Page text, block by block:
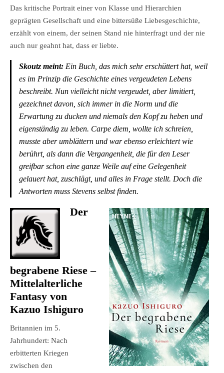
Das kritische Portrait einer von Klasse und Hierarchien
geprägten Gesellschaft und eine bittersüße Liebesgeschichte,
erzählt von einem, der seinen Stand nie hinterfragt und der nie
auch nur geahnt hat, dass er liebte.
Skoutz meint: Ein Buch, das mich sehr erschüttert hat, weil
es im Prinzip die Geschichte eines vergeudeten Lebens
beschreibt. Nun vielleicht nicht vergeudet, aber limitiert,
gezeichnet davon, sich immer in die Norm und die
Erwartung zu ducken und niemals den Kopf zu heben und
eigenständig zu leben. Carpe diem, wollte ich schreien,
musste aber umblättern und war ebenso erleichtert wie
berührt, als dann die Vergangenheit, die für den Leser
greifbar schon eine ganze Weile auf eine Gelegenheit
gelauert hat, zuschlägt, und alles in Frage stellt. Doch die
Antworten muss Stevens selbst finden.
Der
begrabene Riese –
Mittelalterliche
Fantasy von
Kazuo Ishiguro
Britannien im 5.
Jahrhundert: Nach
erbitterten Kriegen
zwischen den